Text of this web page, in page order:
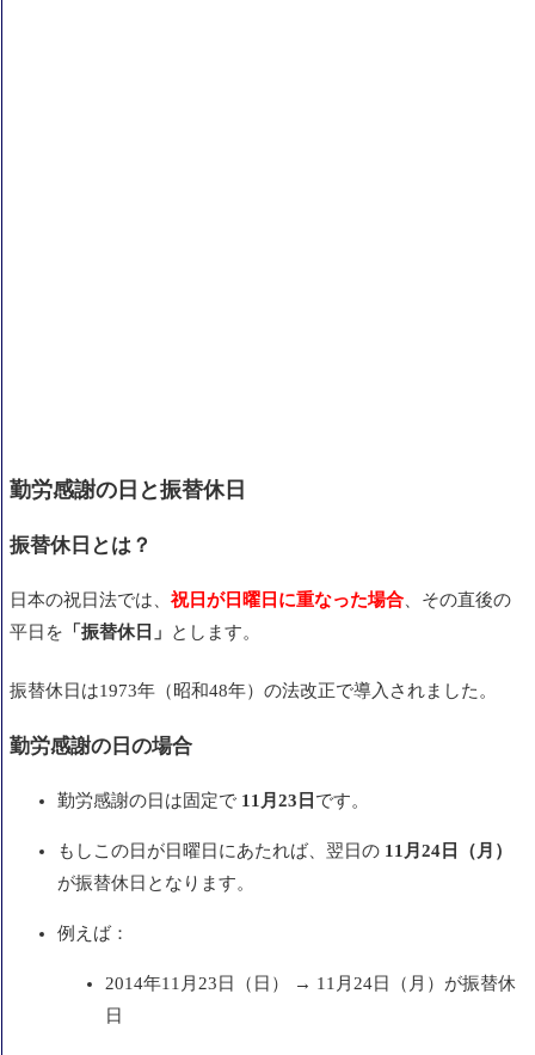
勤労感謝の日と振替休日
振替休日とは？
日本の祝日法では、 祝日が日曜日に重なった場合、その直後の
平日を 「振替休日」 とします。
振替休日は1973年（昭和48年）の法改正で導入されました。
勤労感謝の日の場合
勤労感謝の日は固定で 11月23日 です。
もしこの日が日曜日にあたれば、翌日の 11月24日（月）
が振替休日となります。
例えば：
2014年11月23日（日） → 11月24日（月）が振替休
日